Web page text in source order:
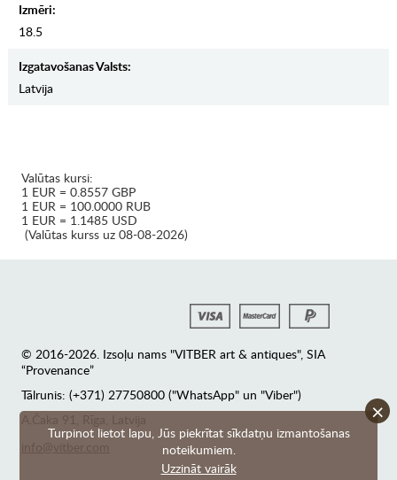
Izmēri:
18.5
Izgatavošanas Valsts:
Latvija
Turpinot lietot lapu, Jūs piekrītat sīkdatņu izmantošanas
noteikumiem.
Uzzināt vairāk
×
Valūtas kursi:
1 EUR = 0.8557 GBP
1 EUR = 100.0000 RUB
1 EUR = 1.1485 USD
(Valūtas kurss uz 08-08-2026)
© 2016-2026. Izsoļu nams "VITBER art & antiques", SIA
“Provenance”
Tālrunis: (+371) 27750800 ("WhatsApp" un "Viber")